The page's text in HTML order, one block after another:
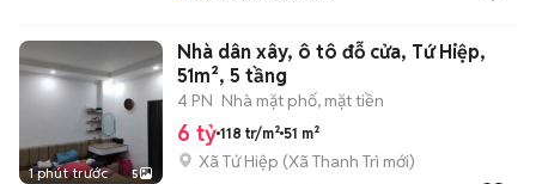
1 phút trước 5
Nhà dân xây, ô tô đỗ cửa, Tứ Hiệp,
51m², 5 tầng
4 PN Nhà mặt phố, mặt tiền
6 tỷ 118 tr/m² 51 m²
Xã Tứ Hiệp (Xã Thanh Trì mới)